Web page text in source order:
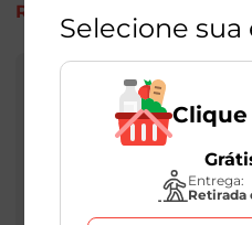
R$
Selecione
Entrega:
Retirada